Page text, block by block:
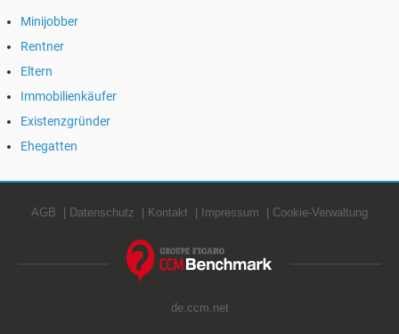
Minijobber
Rentner
Eltern
Immobilienkäufer
Existenzgründer
Ehegatten
AGB Datenschutz Kontakt Impressum Cookie-Verwaltung
de.ccm.net